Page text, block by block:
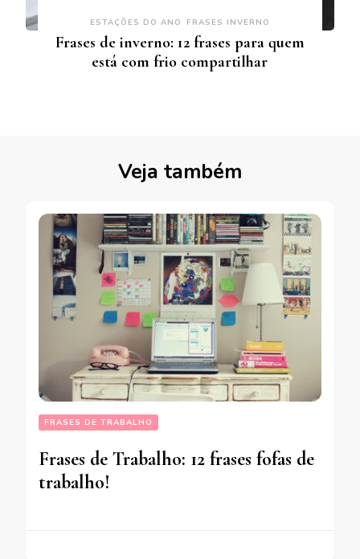
ESTAÇÕES DO ANO FRASES INVERNO
Frases de inverno: 12 frases para quem
está com frio compartilhar
Veja também
FRASES DE TRABALHO
Frases de Trabalho: 12 frases fofas de
trabalho!